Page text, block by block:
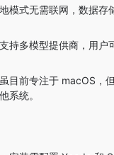
地模式无需联网，数据
支持多模型提供商，用
虽目前专注于 macOS，
系统。